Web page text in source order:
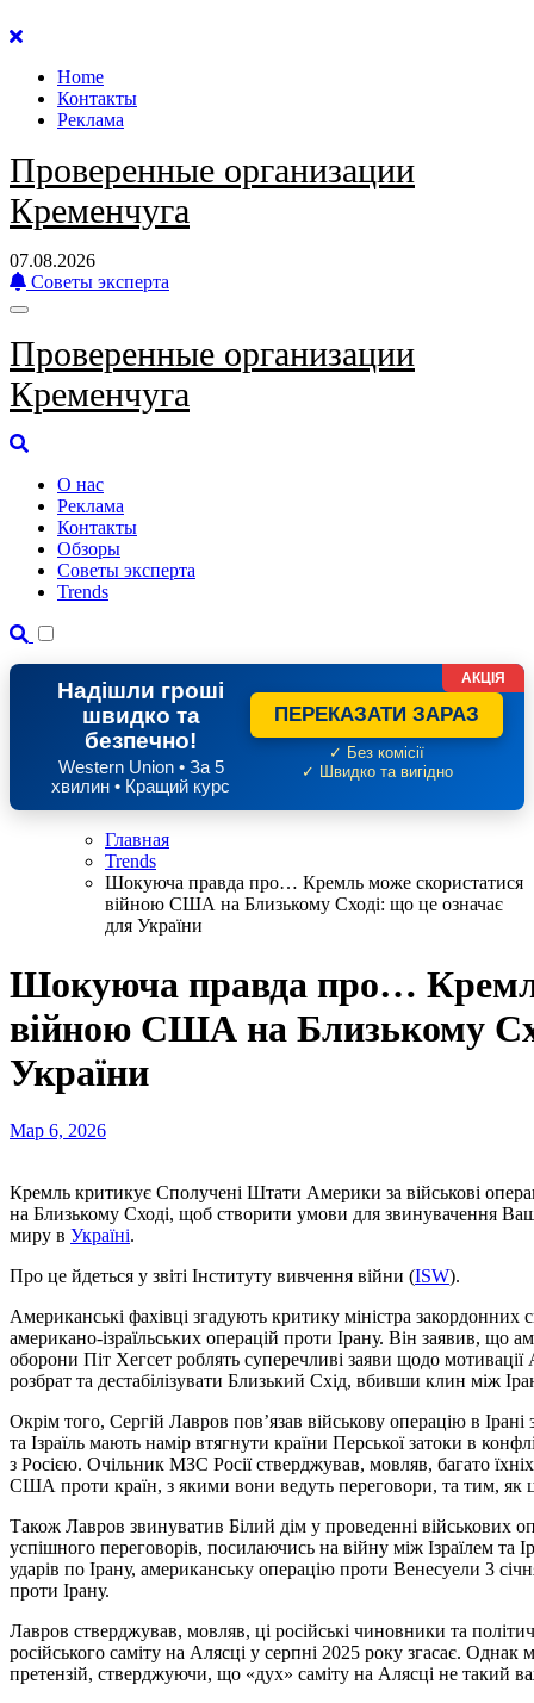
Перейти
содержанию
Home
Контакты
Реклама
Проверенные организации
Кременчуга
07.08.2026
Советы эксперта
Проверенные организации
Кременчуга
О нас
Реклама
Контакты
Обзоры
Советы эксперта
Trends
Надішли гроші
швидко та
безпечно!
Western Union • За 5
хвилин • Кращий курс
ПЕРЕКАЗАТИ ЗАРАЗ
✓ Без комісії
✓ Швидко та вигідно
АКЦІЯ
Главная
Trends
Шокуюча правда про… Кремль може скористатися
війною США на Близькому Сході: що це означає
для України
Шокуюча правда про…
війною США на Близькому
України
Мар 6, 2026
Кремль критикує Сполучені Штати Америки за військові операції проти Ірану. Москва використовує ескалацію
на Близькому Сході, щоб створити умови для звинувачення
миру в Україні.
Про це йдеться у звіті Інституту вивчення війни (ISW).
Американські фахівці згадують критику міністра
американо-ізраїльських операцій проти Ірану. Він заявив, що
оборони Піт Хегсет роблять суперечливі заяви щодо
розбрат та дестабілізувати Близький Схід, вбивши клин між
Окрім того, Сергій Лавров пов’язав військову операцію в
та Ізраїль мають намір втягнути країни Перської затоки в
з Росією. Очільник МЗС Росії стверджував, мовляв, багато
США проти країн, з якими вони ведуть переговори, та тим, як
Також Лавров звинуватив Білий дім у проведенні військових
успішного переговорів, посилаючись на війну між Ізраїлем та
ударів по Ірану, американську операцію проти Венесуели 3
проти Ірану.
Лавров стверджував, мовляв, ці російські чиновники та
російського саміту на Алясці у серпні 2025 року згасає. Однак
претензій, стверджуючи, що «дух» саміту на Алясці не такий